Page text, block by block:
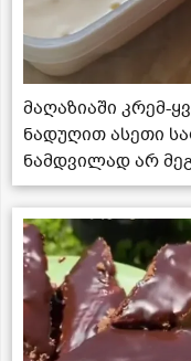
მაღაზიაში კრემ-
ნადუღით ასეთი
ნამდვილად არ